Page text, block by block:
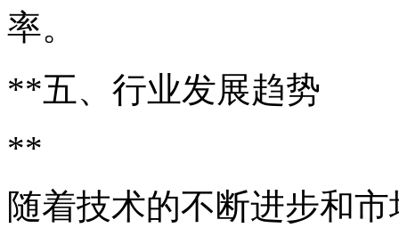
率。
**五、行业发展趋势
**
随着技术的不断进步和